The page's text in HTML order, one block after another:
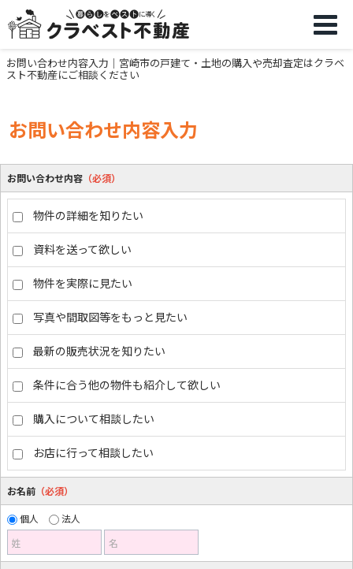
お問い合わせ内容入力｜宮崎市の戸建て・土地の購入や売却査定はクラベ
スト不動産にご相談ください
お問い合わせ内容入力
お問い合わせ内容 （必須）
物件の詳細を知りたい
資料を送って欲しい
物件を実際に見たい
写真や間取図等をもっと見たい
最新の販売状況を知りたい
条件に合う他の物件も紹介して欲しい
購入について相談したい
お店に行って相談したい
お名前 （必須）
個人
法人
姓
名